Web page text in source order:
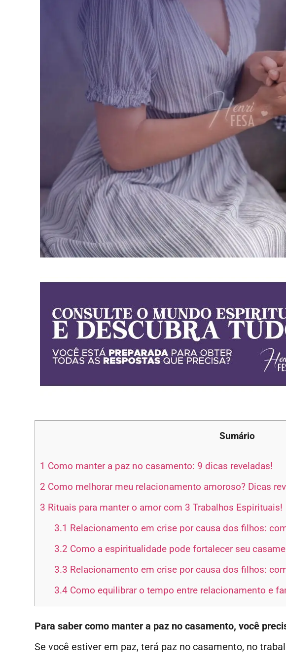
Sumário
1 Como manter a paz no casamento: 9 dicas reveladas!
2 Como melhorar meu relacionamento amoroso? Dicas
3 Rituais para manter o amor com 3 Trabalhos Espirituais!
3.1 Relacionamento em crise por causa dos filhos:
3.2 Como a espiritualidade pode fortalecer seu
3.3 Relacionamento em crise por causa dos filhos:
3.4Como equilibrar o tempo entre relacionamento e
Para saber como manter a paz no casamento, você
Se você estiver em paz, terá paz no casamento, no